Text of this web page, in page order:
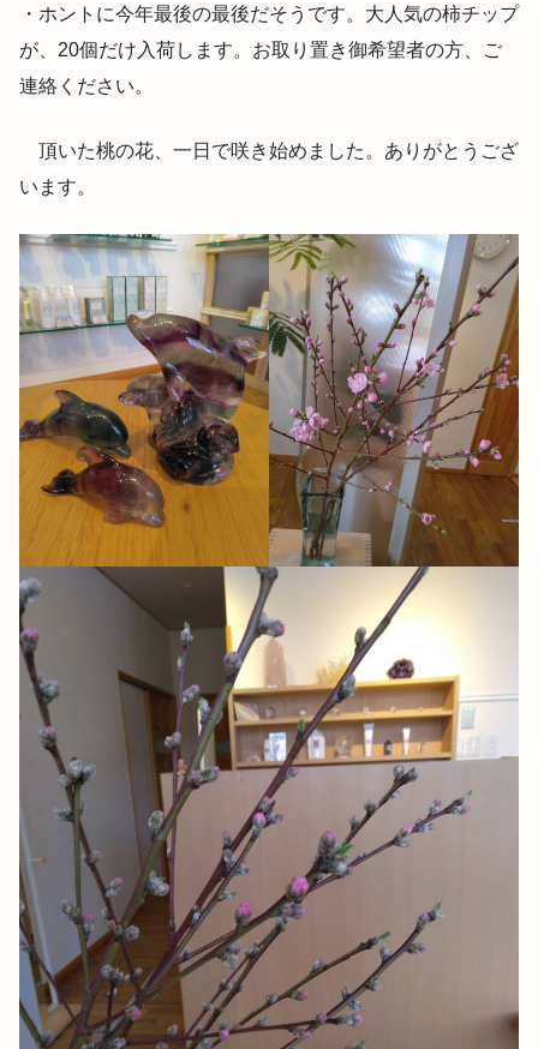
・ホントに今年最後の最後だそうです。大人気の柿チップ
が、20個だけ入荷します。お取り置き御希望者の方、ご
連絡ください。
頂いた桃の花、一日で咲き始めました。ありがとうござ
います。